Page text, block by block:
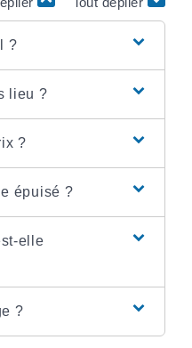
?
lieu ?
?
épuisé ?
elle
?